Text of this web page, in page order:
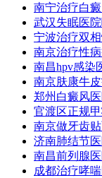
南宁治疗白
武汉失眠医
宁波治疗双
南京治疗性
南昌hpv感染
南京肤康牛
郑州白癜风
官渡区正规
南京做牙齿
济南肺结节
南昌前列腺
成都治疗哮